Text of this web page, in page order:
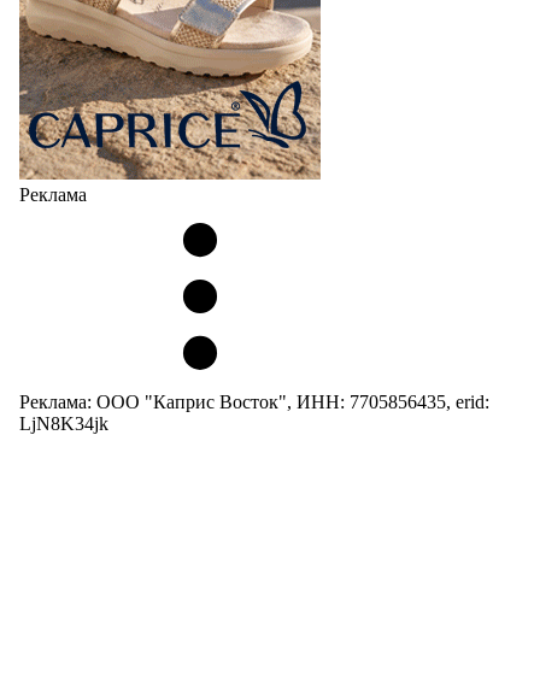
Реклама
Реклама: ООО "Каприс Восток", ИНН: 7705856435, erid:
LjN8K34jk